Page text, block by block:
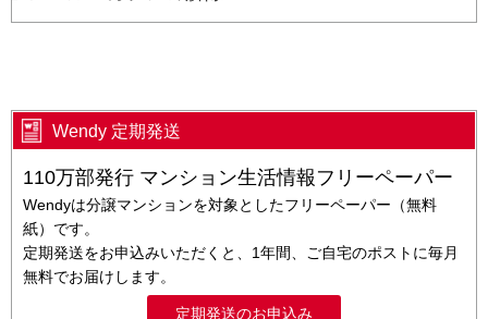
Wendy 定期発送
110万部発行 マンション生活情報フリーペーパー
Wendyは分譲マンションを対象としたフリーペーパー（無料
紙）です。
定期発送をお申込みいただくと、1年間、ご自宅のポストに毎月
無料でお届けします。
定期発送のお申込み